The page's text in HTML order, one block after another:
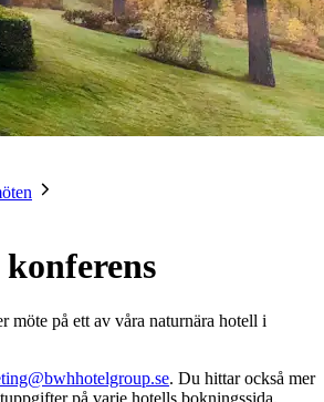
möte på ett av våra naturnära hotell i
. Du hittar också mer
på varje hotells bokningssida.